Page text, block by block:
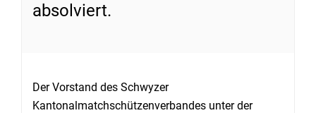
absolviert.
Der Vorstand des Schwyzer
Kantonalmatchschützenverbandes unter der